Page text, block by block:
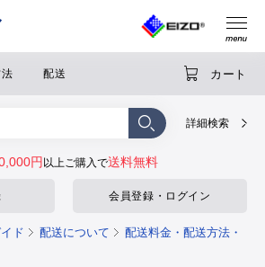
配送 カート
詳細検索
円 以上ご購入で送料無料
会員登録・ログイン
ド 配送について
配送料金・配送方法・